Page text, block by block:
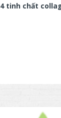
4 tinh chất